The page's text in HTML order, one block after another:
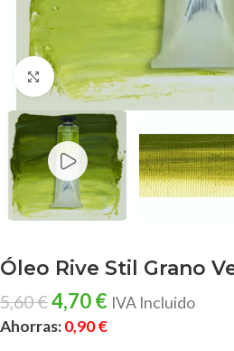
Clic para ampliar
Óleo Rive Stil Grano
5,60€4,70€ IVA Incluido
Ahorras:0,90€